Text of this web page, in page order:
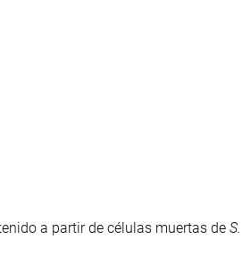
a partir de células muertas de S.